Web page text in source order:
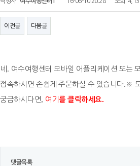
이전글 다음글
네 . 여수여행센터 모바일 어플리케이션 또는
접속하시면 손쉽게 주문하실 수 있습니다. ※
궁금하시다면, 여기 를 클릭하세요.
댓글목록